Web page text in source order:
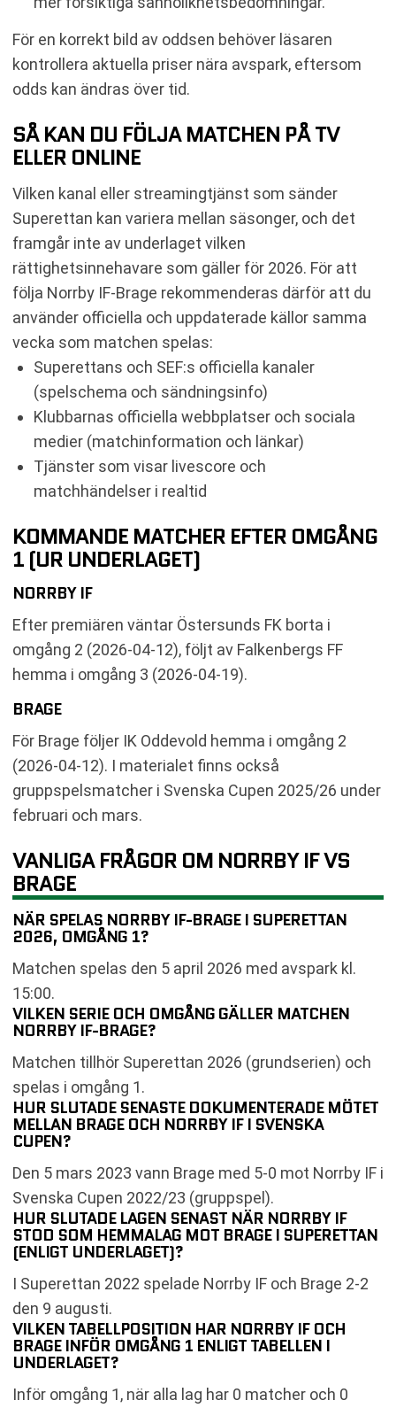
För en korrekt bild av oddsen behöver läsaren
kontrollera aktuella priser nära avspark, eftersom
odds kan ändras över tid.
SÅ KAN DU FÖLJA MATCHEN PÅ TV
ELLER ONLINE
Vilken kanal eller streamingtjänst som sänder
Superettan kan variera mellan säsonger, och det
framgår inte av underlaget vilken
rättighetsinnehavare som gäller för 2026. För att
följa Norrby IF-Brage rekommenderas därför att du
använder officiella och uppdaterade källor samma
vecka som matchen spelas:
Superettans och SEF:s officiella kanaler
(spelschema och sändningsinfo)
Klubbarnas officiella webbplatser och sociala
medier (matchinformation och länkar)
Tjänster som visar livescore och
matchhändelser i realtid
KOMMANDE MATCHER EFTER OMGÅNG
1 (UR UNDERLAGET)
NORRBY IF
Efter premiären väntar Östersunds FK borta i
omgång 2 (2026-04-12), följt av Falkenbergs FF
hemma i omgång 3 (2026-04-19).
BRAGE
För Brage följer IK Oddevold hemma i omgång 2
(2026-04-12). I materialet finns också
gruppspelsmatcher i Svenska Cupen 2025/26 under
februari och mars.
VANLIGA FRÅGOR OM NORRBY IF VS
BRAGE
NÄR SPELAS NORRBY IF-BRAGE I SUPERETTAN
2026, OMGÅNG 1?
Matchen spelas den 5 april 2026 med avspark kl.
15:00.
VILKEN SERIE OCH OMGÅNG GÄLLER MATCHEN
NORRBY IF-BRAGE?
Matchen tillhör Superettan 2026 (grundserien) och
spelas i omgång 1.
HUR SLUTADE SENASTE DOKUMENTERADE MÖTET
MELLAN BRAGE OCH NORRBY IF I SVENSKA
CUPEN?
Den 5 mars 2023 vann Brage med 5-0 mot Norrby IF i
Svenska Cupen 2022/23 (gruppspel).
HUR SLUTADE LAGEN SENAST NÄR NORRBY IF
STOD SOM HEMMALAG MOT BRAGE I SUPERETTAN
(ENLIGT UNDERLAGET)?
I Superettan 2022 spelade Norrby IF och Brage 2-2
den 9 augusti.
VILKEN TABELLPOSITION HAR NORRBY IF OCH
BRAGE INFÖR OMGÅNG 1 ENLIGT TABELLEN I
UNDERLAGET?
Inför omgång 1, när alla lag har 0 matcher och 0